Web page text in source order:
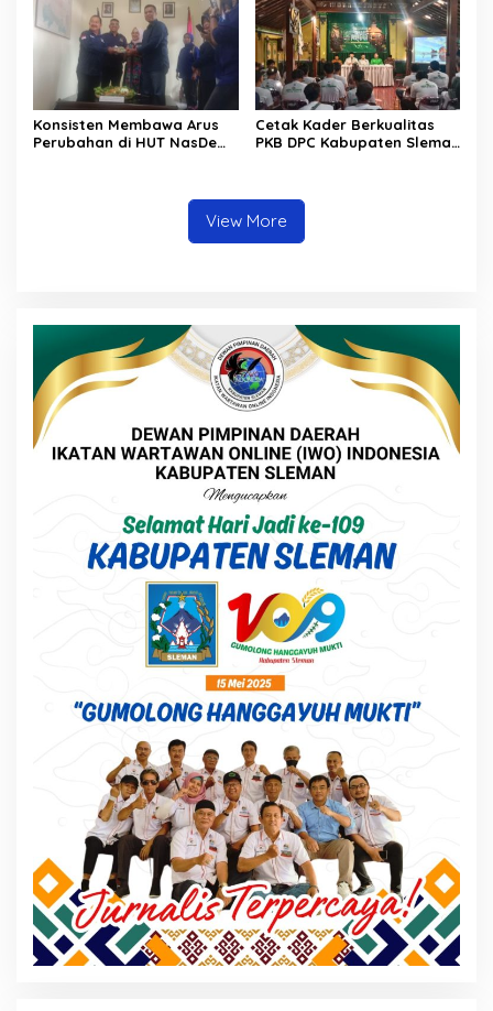
Konsisten Membawa Arus
Perubahan di HUT NasDem
Cetak Kader Berkualitas
PKB DPC Kabupaten Sleman
View More